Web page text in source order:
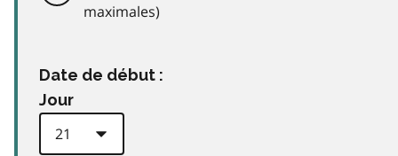
maximales)
Date de début :
Jour